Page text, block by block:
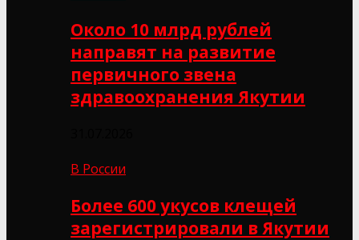
Около 10 млрд рублей
направят на развитие
первичного звена
здравоохранения Якутии
В России
Более 600 укусов клещей
зарегистрировали в Якутии